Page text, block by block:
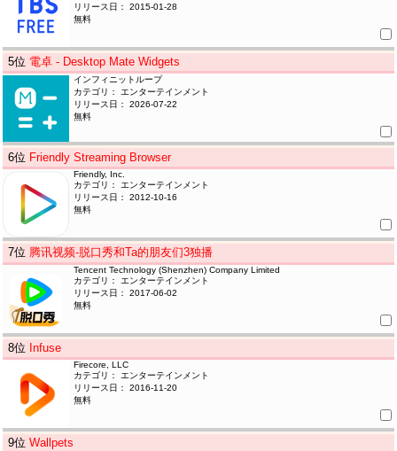
リリース日： 2015-01-28
無料
5位 電卓 - Desktop Mate Widgets
インフィニットループ
カテゴリ： エンターテインメント
リリース日： 2026-07-22
無料
6位 Friendly Streaming Browser
Friendly, Inc.
カテゴリ： エンターテインメント
リリース日： 2012-10-16
無料
7位 腾讯视频-脱口秀和Ta的朋友们3独播
Tencent Technology (Shenzhen) Company Limited
カテゴリ： エンターテインメント
リリース日： 2017-06-02
無料
8位 Infuse
Firecore, LLC
カテゴリ： エンターテインメント
リリース日： 2016-11-20
無料
9位Wallpets